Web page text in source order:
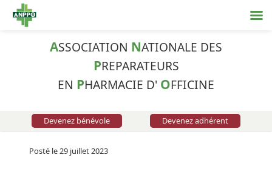
ASSOCIATION NATIONALE DES
PREPARATEURS
EN PHARMACIE D' OFFICINE
Devenez bénévole Devenez adhérent
Posté le 29 juillet 2023